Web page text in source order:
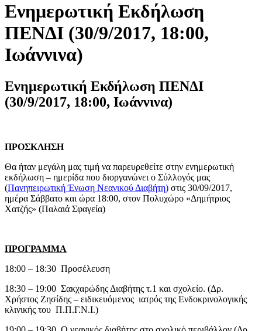
Ενημερωτική Εκδήλωση
ΠΕΝΔΙ (30/9/2017, 18:00,
Ιωάννινα)
Ενημερωτική Εκδήλωση ΠΕΝΔΙ
(30/9/2017, 18:00, Ιωάννινα)
ΠΡΟΣΚΛΗΣΗ
Θα ήταν μεγάλη μας τιμή να παρευρεθείτε στην ενημερωτική
εκδήλωση – ημερίδα που διοργανώνει ο Σύλλογός μας
(Πανηπειρωτική Ένωση Νεανικού Διαβήτη) στις 30/09/2017,
ημέρα Σάββατο και ώρα 18:00, στον Πολυχώρο «Δημήτριος
Χατζής» (Παλαιά Σφαγεία)
ΠΡΟΓΡΑΜΜΑ
18:00 – 18:30 Προσέλευση
18:30 – 19:00 Σακχαρώδης Διαβήτης τ.1 και σχολείο. (Δρ.
Χρήστος Ζησίδης – ειδικευόμενος ιατρός της Ενδοκρινολογικής
κλινικής του Π.Π.Γ.Ν.Ι.)